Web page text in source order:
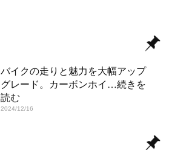
バイクの走りと魅力を大幅アップ
グレード。カーボンホイ …続きを
読む
2024/12/16